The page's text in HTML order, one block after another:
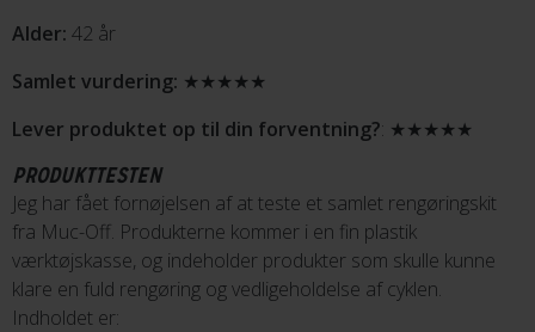
Alder: 42 år
Samlet vurdering: ★★★★★
Lever produktet op til din forventning?: ★★★★★
PRODUKTTESTEN
Jeg har fået fornøjelsen af at teste et samlet rengøringskit
fra Muc-Off. Produkterne kommer i en fin plastik
værktøjskasse, og indeholder produkter som skulle kunne
klare en fuld rengøring og vedligeholdelse af cyklen.
Indholdet er: